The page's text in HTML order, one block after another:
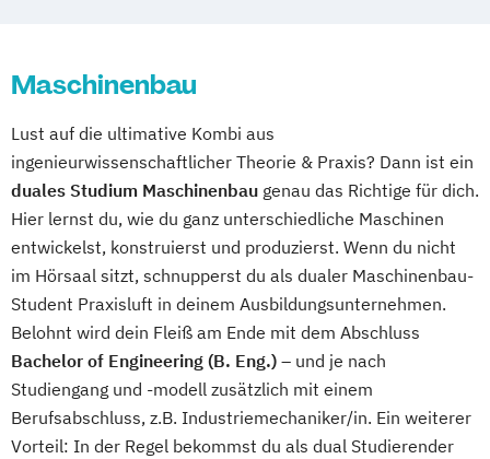
Informationstechnik
Mechatronik
Robotik und Künstliche Intelligenz
Soziale Arbeit (BASA-online)
Soziale Arbeit (SA-P) Sportmanagement
Wirtschaftsingenieur
Wirtschaftsmathematik
Maschinenbau
Lust auf die ultimative Kombi aus
ingenieurwissenschaftlicher Theorie & Praxis? Dann ist ein
duales Studium Maschinenbau genau das Richtige für dich.
Hier lernst du, wie du ganz unterschiedliche Maschinen
entwickelst, konstruierst und produzierst. Wenn du nicht
im Hörsaal sitzt, schnupperst du als dualer Maschinenbau-
Student Praxisluft in deinem Ausbildungsunternehmen.
Belohnt wird dein Fleiß am Ende mit dem Abschluss
Bachelor of Engineering (B. Eng.) – und je nach
Studiengang und -modell zusätzlich mit einem
Berufsabschluss, z.B. Industriemechaniker/in. Ein weiterer
Vorteil: In der Regel bekommst du als dual Studierender